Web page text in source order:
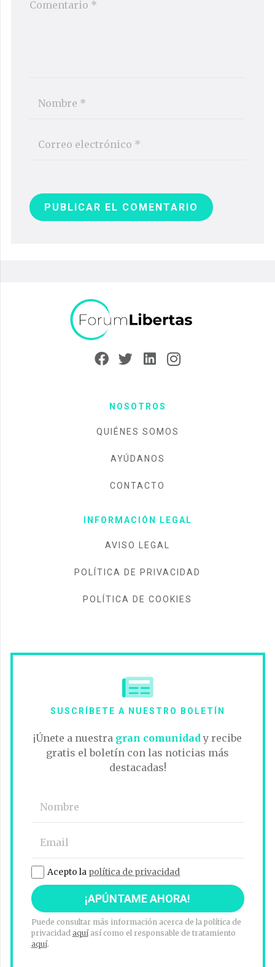
PUBLICAR EL COMENTARIO
NOSOTROS
QUIÉNES SOMOS
AYÚDANOS
CONTACTO
INFORMACIÓN LEGAL
AVISO LEGAL
POLÍTICA DE PRIVACIDAD
POLÍTICA DE COOKIES
SUSCRÍBETE A NUESTRO BOLETÍN
¡Únete a nuestra gran comunidad y recibe
gratis el boletín con las noticias más
destacadas!
Acepto la política de privacidad
Puede consultar más información acerca de la política de
privacidad aquíasí como el responsable de tratamiento
aquí.